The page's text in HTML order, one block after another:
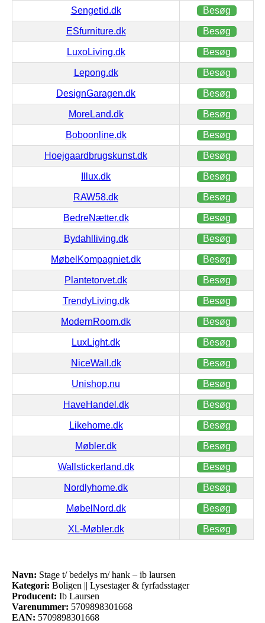
Sengetid.dk Besøg
ESfurniture.dk Besøg
LuxoLiving.dk Besøg
Lepong.dk Besøg
DesignGaragen.dk Besøg
MoreLand.dk Besøg
Boboonline.dk Besøg
Hoejgaardbrugskunst.dk Besøg
Illux.dk Besøg
RAW58.dk Besøg
BedreNætter.dk Besøg
Bydahlliving.dk Besøg
MøbelKompagniet.dk Besøg
Plantetorvet.dk Besøg
TrendyLiving.dk Besøg
ModernRoom.dk Besøg
LuxLight.dk Besøg
NiceWall.dk Besøg
Unishop.nu Besøg
HaveHandel.dk Besøg
Likehome.dk Besøg
Møbler.dk Besøg
Wallstickerland.dk Besøg
Nordlyhome.dk Besøg
MøbelNord.dk Besøg
XL-Møbler.dk Besøg
Navn: Stage t/ bedelys m/ hank – ib laursen
Kategori: Boligen || Lysestager & fyrfadsstager
Producent: Ib Laursen
Varenummer: 5709898301668
EAN: 5709898301668